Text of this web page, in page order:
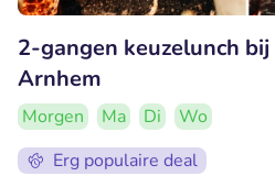
2-gangen keuzelunch
Arnhem
Morgen Ma Di
Wo
Erg populaire deal